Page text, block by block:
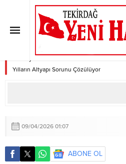
Noktası: Yılların
Çözülüyor
Yılların Altyapı Sorunu Çözülüyor
09/04/2026 01:07
ABONE OL